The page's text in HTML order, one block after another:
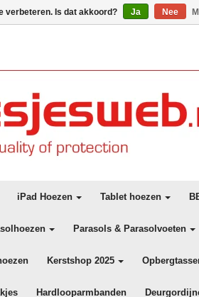
iPad Hoezen Tablet hoezen
Parasols & Parasolvoeten
Kerstshop 2025
Hardlooparmbanden
verbeteren. Is dat akkoord? Ja Nee